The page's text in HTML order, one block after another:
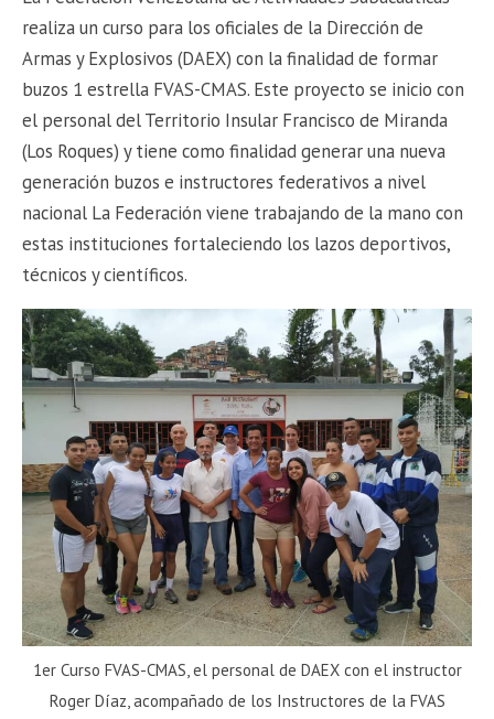
realiza un curso para los oficiales de la Dirección de
Armas y Explosivos (DAEX) con la finalidad de formar
buzos 1 estrella FVAS-CMAS. Este proyecto se inicio con
el personal del Territorio Insular Francisco de Miranda
(Los Roques) y tiene como finalidad generar una nueva
generación buzos e instructores federativos a nivel
nacional La Federación viene trabajando de la mano con
estas instituciones fortaleciendo los lazos deportivos,
técnicos y científicos.
1er Curso FVAS-CMAS, el personal de DAEX con el instructor
Roger Díaz, acompañado de los Instructores de la FVAS